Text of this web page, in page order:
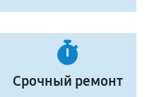
Срочный ремонт